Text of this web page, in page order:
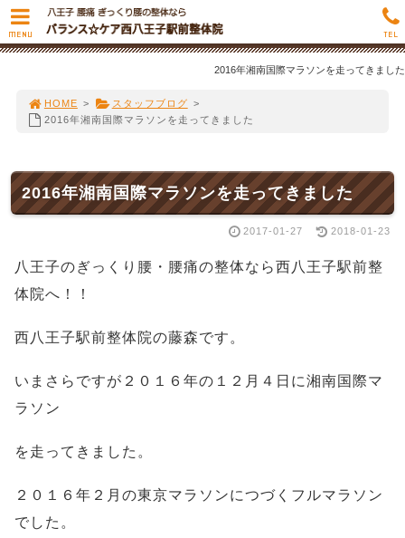
2016年湘南国際マラソンを走ってきました
HOME > スタッフブログ >
2016年湘南国際マラソンを走ってきました
2016年湘南国際マラソンを走ってきました
2017-01-27 2018-01-23
八王子のぎっくり腰・腰痛の整体なら西八王子駅前整
体院へ！！
西八王子駅前整体院の藤森です。
いまさらですが２０１６年の１２月４日に湘南国際マ
ラソン
を走ってきました。
２０１６年２月の東京マラソンにつづくフルマラソン
でした。
MENU TEL